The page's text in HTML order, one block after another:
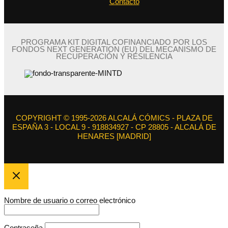
PROGRAMA KIT DIGITAL COFINANCIADO POR LOS
FONDOS NEXT GENERATION (EU) DEL MECANISMO DE
RECUPERACIÓN Y RESILENCIA
COPYRIGHT © 1995-2026 ALCALÁ CÓMICS - PLAZA DE
ESPAÑA 3 - LOCAL 9 - 918834927 - CP 28805 - ALCALÁ DE
HENARES [MADRID]
Nombre de usuario o correo electrónico